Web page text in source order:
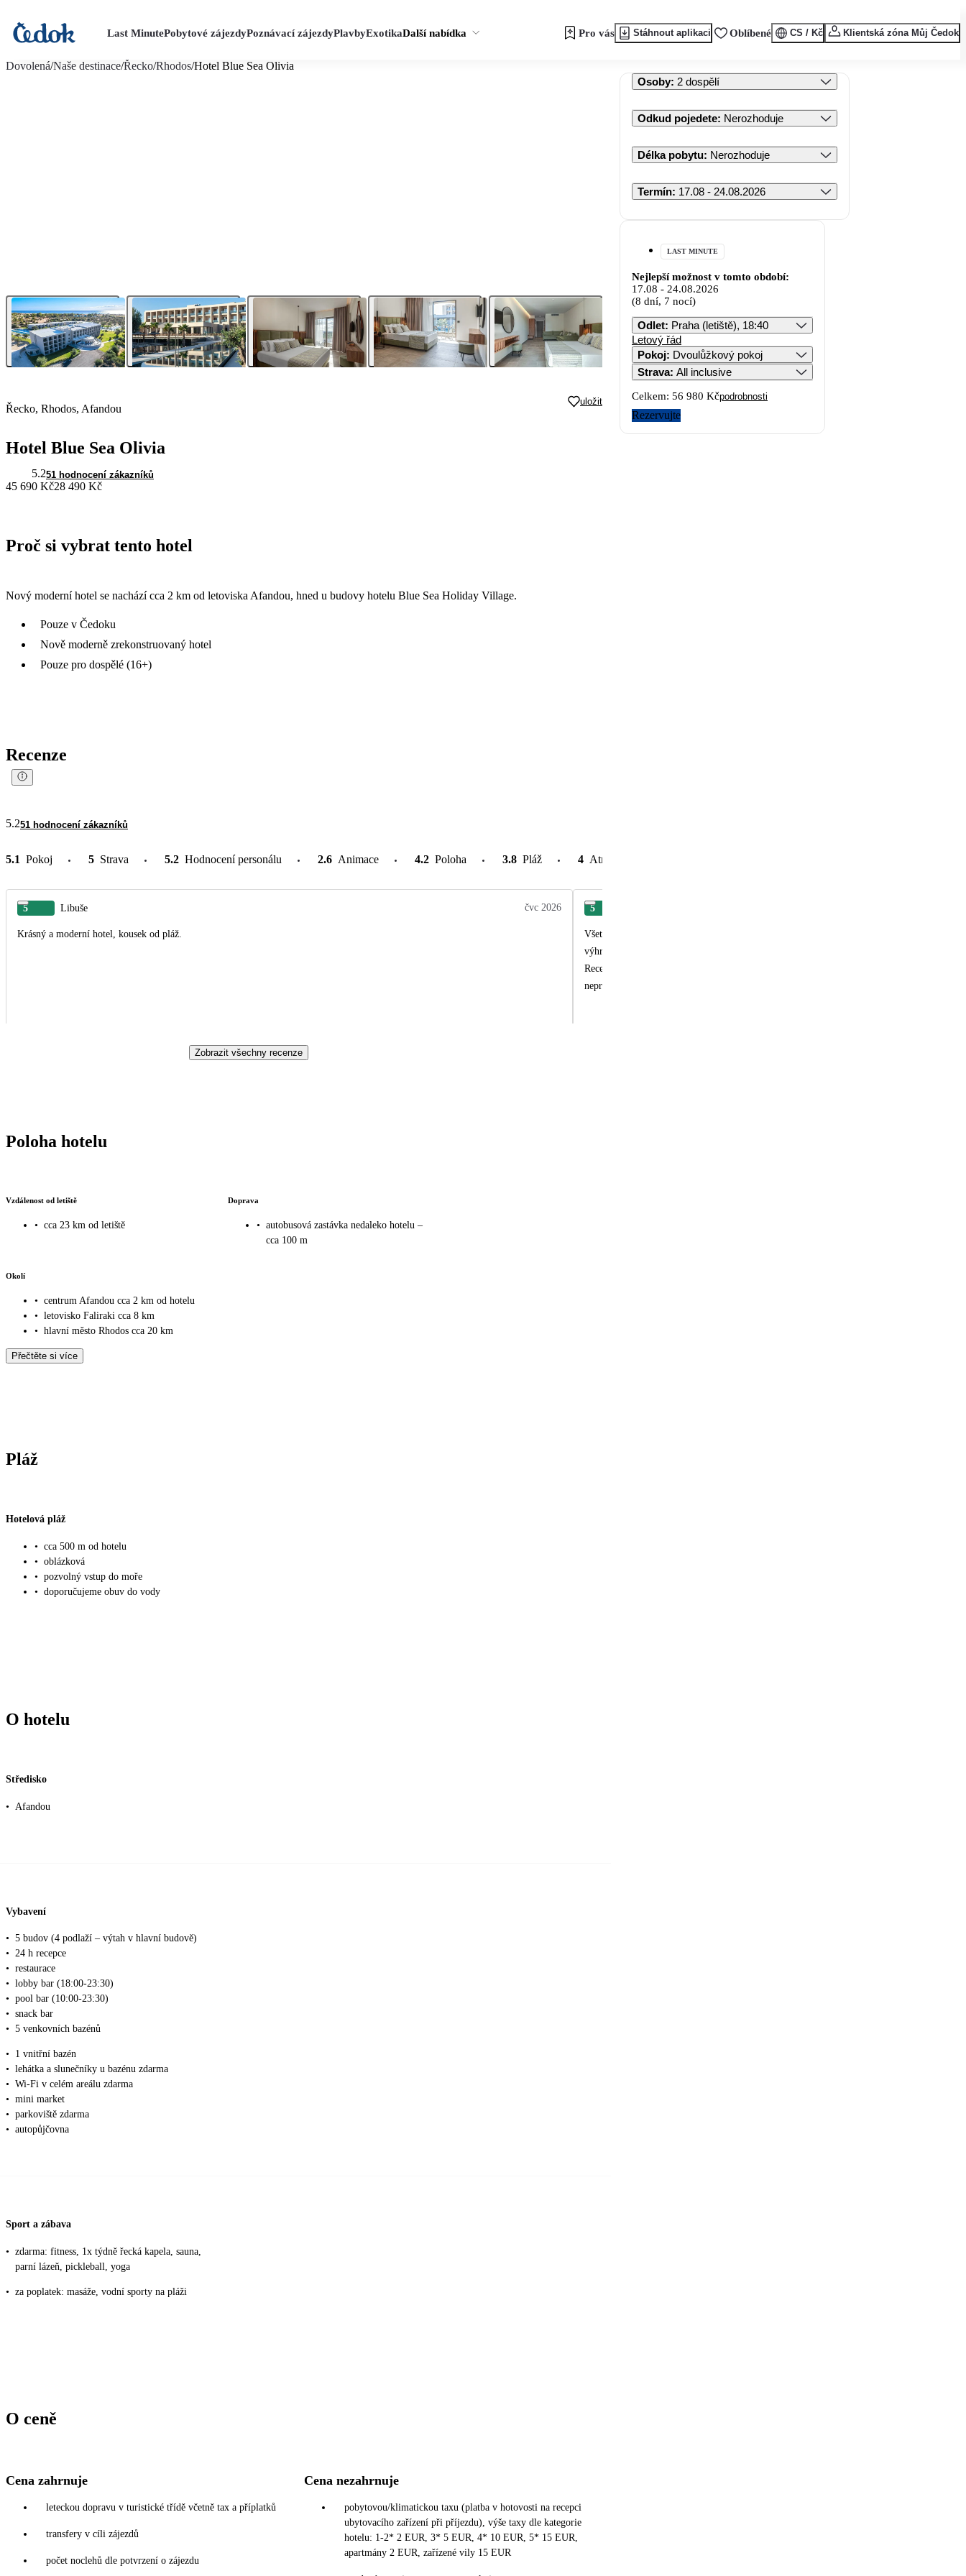
Last MinutePobytové zájezdyPoznávací zájezdyPlavbyExotikaDalší nabídka Pro vás Stáhnout aplikaci Oblíbené CS / Kč Klientská zóna Můj Čedok
Dovolená/Naše destinace/Řecko/Rhodos/Hotel Blue Sea Olivia
Řecko, Rhodos, Afandou
uložit
Hotel Blue Sea Olivia
5.251 hodnocení zákazníků
45 690 Kč28 490 Kč
Proč si vybrat tento hotel
Nový moderní hotel se nachází cca 2 km od letoviska Afandou, hned u budovy hotelu Blue Sea Holiday Village.
Pouze v Čedoku
Nově moderně zrekonstruovaný hotel
Pouze pro dospělé (16+)
Recenze
5.251 hodnocení zákazníků
5.1 Pokoj 5 Strava 5.2 Hodnocení personálu 2.6 Animace 4.2 Poloha 3.8 Pláž 4 Atrakce v okolí
5 Libuše čvc 2026
Krásný a moderní hotel, kousek od pláž.
5
Všetko bolo super ochotný personál, výborné jedlo, bazény, izba vyzerala presne ako na
výhrady. Prvý deň po príchode bola podlaha na izbe špinavá, všade bol prach a našli sme aj
Recepčný bol ochotný a chcel prísť izbu upratať, ale keďže sme dorazili až okolo 2:00 tak
nepríjemná skúsenosť boli mravce na izbe.Neviem či sme mali len my takú smolu alebo tam
Zobrazit všechny recenze
Poloha hotelu
Vzdálenost od letiště
• cca 23 km od letiště
Doprava
• autobusová zastávka nedaleko hotelu –
cca 100 m
Okolí
• centrum Afandou cca 2 km od hotelu
• letovisko Faliraki cca 8 km
• hlavní město Rhodos cca 20 km
Přečtěte si více
Pláž
Hotelová pláž
• cca 500 m od hotelu
• oblázková
• pozvolný vstup do moře
• doporučujeme obuv do vody
O hotelu
Středisko
• Afandou
Vybavení
• 5 budov (4 podlaží – výtah v hlavní budově)
• 24 h recepce
• restaurace
• lobby bar (18:00-23:30)
• pool bar (10:00-23:30)
• snack bar
• 5 venkovních bazénů
•
1 vnitřní bazén
• lehátka a slunečníky u bazénu zdarma
• Wi-Fi v celém areálu zdarma
• mini market
• parkoviště zdarma
• autopůjčovna
Sport a zábava
• zdarma: fitness, 1x týdně řecká kapela, sauna,
parní lázeň, pickleball, yoga
• za poplatek: masáže, vodní sporty na pláži
O ceně
Cena zahrnuje
leteckou dopravu v turistické třídě včetně tax a příplatků
transfery v cíli zájezdů
počet noclehů dle potvrzení o zájezdu
Cena nezahrnuje
pobytovou/klimatickou taxu (platba v hotovosti na recepci
ubytovacího zařízení při příjezdu), výše taxy dle kategorie
hotelu: 1-2* 2 EUR, 3* 5 EUR, 4* 10 EUR, 5* 15 EUR,
apartmány 2 EUR, zařízené vily 15 EUR
Osoby: 2 dospělí
Odkud pojedete: Nerozhoduje
Délka pobytu: Nerozhoduje
Termín: 17.08 - 24.08.2026
LAST MINUTE
Nejlepší možnost v tomto období:
17.08 - 24.08.2026
(8 dní, 7 nocí)
Odlet: Praha (letiště), 18:40
Letový řád
Pokoj: Dvoulůžkový pokoj
Strava: All inclusive
Celkem: 56 980 Kčpodrobnosti
Rezervujte